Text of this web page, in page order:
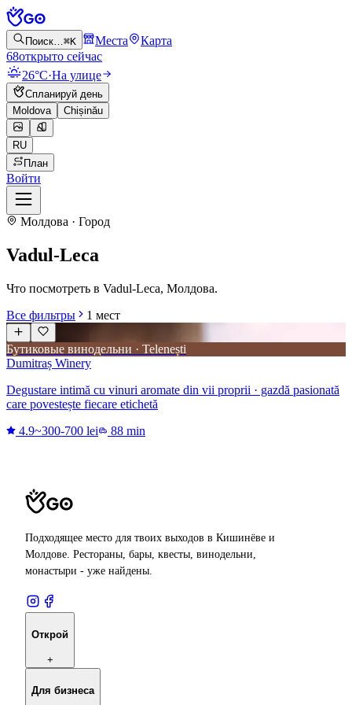
Поиск…⌘K Места
Карта
68открыто сейчас
26°C·На улице
Спланируй день
Moldova
Chișinău
RU
План
Войти
Молдова · Город
Vadul-Leca
Что посмотреть в Vadul-Leca, Молдова.
Все фильтры
1 мест
Бутиковые винодельни · Telenești
Dumitraș Winery
Degustare intimă cu vinuri aromate din vii proprii · gazdă pasionată
care povestește fiecare etichetă
4.9~300-700 lei 88 min
Подходящее место для твоих выходов в Кишинёве и
Молдове. Рестораны, бары, квесты, винодельни,
монастыри - уже найдены.
Открой
+
Для бизнеса